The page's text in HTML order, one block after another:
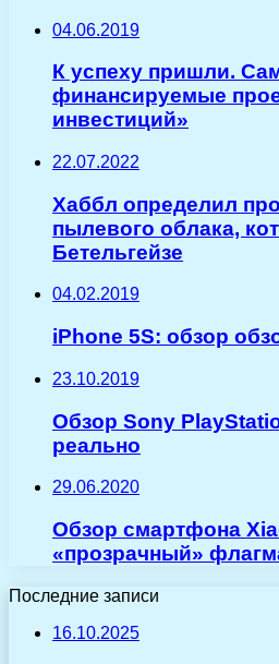
04.06.2019
К успеху пришли.
финансируемые
инвестиций»
22.07.2022
Хаббл определил
пылевого облака,
Бетельгейзе
04.02.2019
iPhone 5S: обзор
23.10.2019
Обзор Sony
реально
29.06.2020
Обзор смартфона
«прозрачный»
Последние записи
16.10.2025